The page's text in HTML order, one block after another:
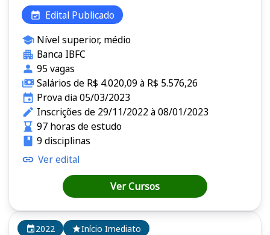
2022 Início Imediato
Edital Publicado
Nível superior, médio
Banca IBFC
95 vagas
Salários de R$ 4.020,09 à R$ 5.576,26
Prova dia 05/03/2023
Inscrições de 29/11/2022 à 08/01/2023
97 horas de estudo
9 disciplinas
Ver edital
Ver Cursos